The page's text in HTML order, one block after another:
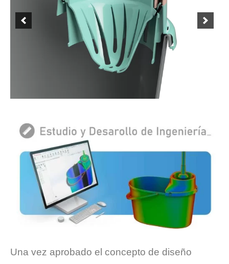
Una vez aprobado el concepto de diseño